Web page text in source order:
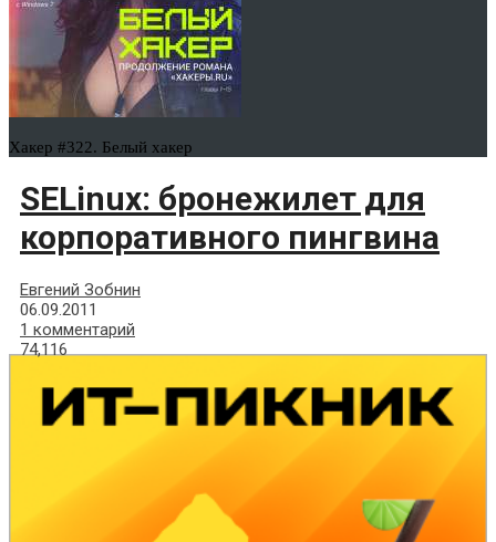
Хакер #322. Белый хакер
SELinux: бронежилет для
корпоративного пингвина
Евгений Зобнин
06.09.2011
1 комментарий
74,116